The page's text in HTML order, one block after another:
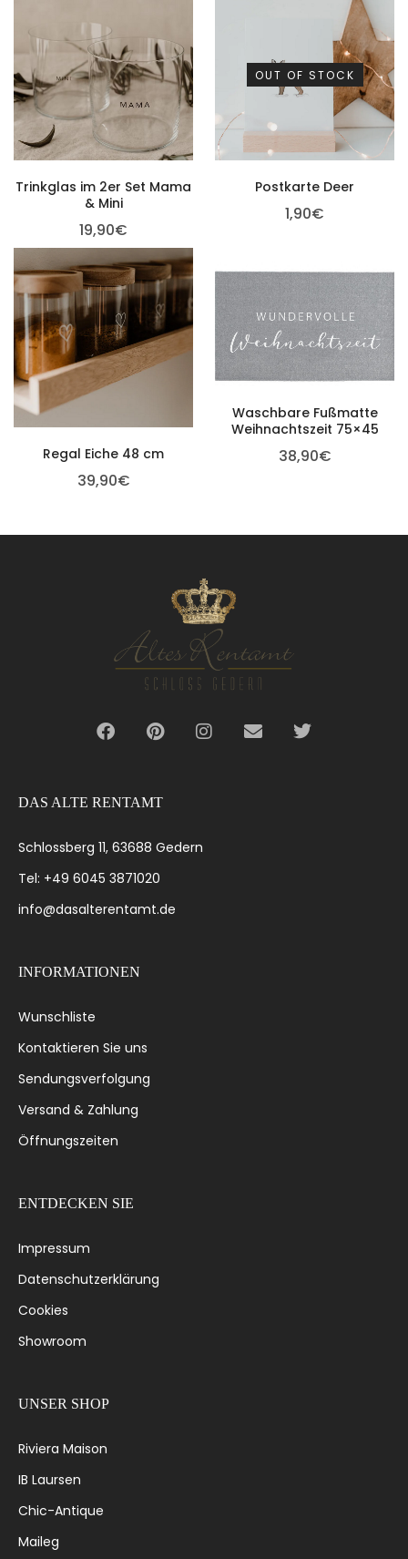
Trinkglas im 2er Set Mama
& Mini
19,90€
OUT OF STOCK
Postkarte Deer
1,90€
Regal Eiche 48 cm
39,90€
Waschbare Fußmatte
Weihnachtszeit 75×45
38,90€
DAS ALTE RENTAMT
Schlossberg 11, 63688 Gedern
Tel: +49 6045 3871020
info@dasalterentamt.de
INFORMATIONEN
Wunschliste
Kontaktieren Sie uns
Sendungsverfolgung
Versand & Zahlung
Öffnungszeiten
ENTDECKEN SIE
Impressum
Datenschutzerklärung
Cookies
Showroom
UNSER SHOP
Riviera Maison
IB Laursen
Chic-Antique
Maileg